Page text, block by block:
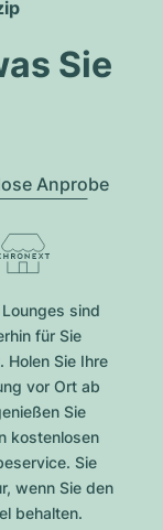
Sie
Anprobe
sind
für Sie
Holen Sie Ihre
vor Ort ab
Sie
kostenlosen
Sie
wenn Sie den
behalten.